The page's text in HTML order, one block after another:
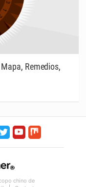
Remedios,
chino de